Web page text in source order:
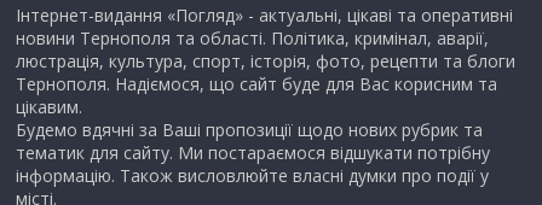
Інтернет-видання «Погляд» - актуальні, цікаві та оперативні
новини Тернополя та області. Політика, кримінал, аварії,
люстрація, культура, спорт, історія, фото, рецепти та блоги
Тернополя. Надіємося, що сайт буде для Вас корисним та
цікавим.
Будемо вдячні за Ваші пропозиції щодо нових рубрик та
тематик для сайту. Ми постараємося відшукати потрібну
інформацію. Також висловлюйте власні думки про події у
місті.